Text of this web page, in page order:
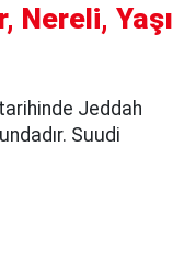
Nereli, Yaşı
Jeddah
Suudi